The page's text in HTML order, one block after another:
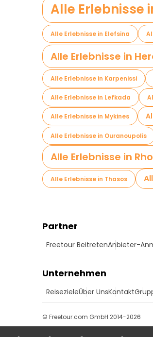
Alle Erlebnisse
Alle Erlebnisse in Elefsina
Alle Erlebnisse in
Alle Erlebnisse in Karpenissi
Alle Erlebnisse in Lefkada
Alle Erlebnisse in Mykines
Alle Erlebnisse in Ouranoupolis
Alle Erlebnisse in
Alle Erlebnisse in Thasos
Partner
Freetour BeitretenAnbieter-
Unternehmen
ReisezieleÜber UnsKontakt
© Freetour.com GmbH 2014-2026